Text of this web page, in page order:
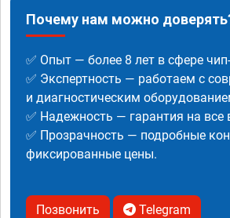
Почему нам можно
✅ Опыт — более 8 лет в сфере
✅ Экспертность — работаем с
и диагностическим
✅ Надежность — гарантия на все
✅ Прозрачность — подробные
фиксированные цены.
Позвонить Telegram